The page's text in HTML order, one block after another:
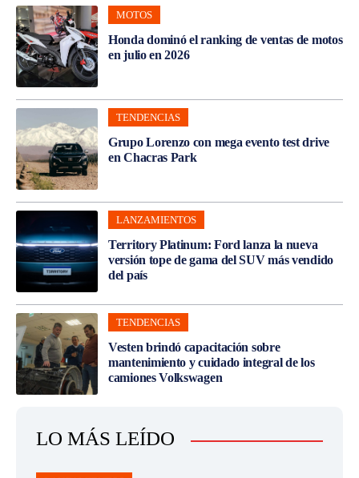
MOTOS
Honda dominó el ranking de ventas de motos
en julio en 2026
TENDENCIAS
Grupo Lorenzo con mega evento test drive
en Chacras Park
LANZAMIENTOS
Territory Platinum: Ford lanza la nueva
versión tope de gama del SUV más vendido
del país
TENDENCIAS
Vesten brindó capacitación sobre
mantenimiento y cuidado integral de los
camiones Volkswagen
LO MÁS LEÍDO